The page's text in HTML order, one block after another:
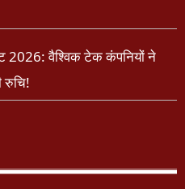
2026: वैश्विक टेक कंपनियों ने
रुचि!